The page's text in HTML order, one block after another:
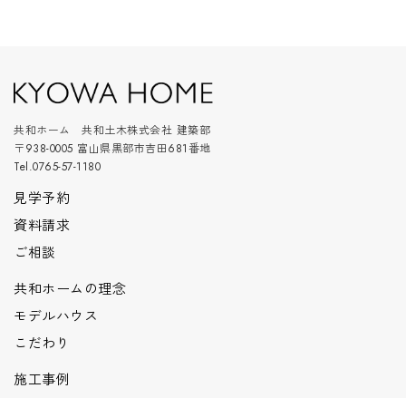
共和ホーム 共和土木株式会社 建築部
〒938-0005 富山県黒部市吉田681番地
Tel.0765-57-1180
見学予約
資料請求
ご相談
共和ホームの理念
モデルハウス
こだわり
施工事例